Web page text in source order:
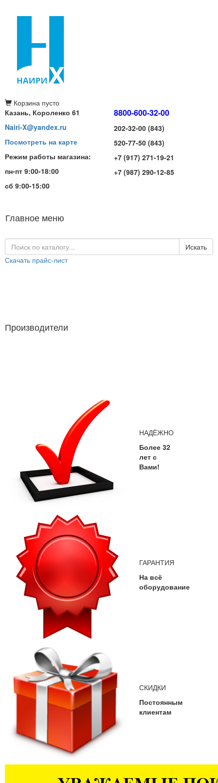
Корзина пусто
Казань, Короленко 61
Nairi-X@yandex.ru
Посмотреть на карте
Режим работы магазина:
пн-пт 9:00-18:00
сб 9:00-15:00
8800-600-32-00
202-32-00 (843)
520-77-50 (843)
+7 (917) 271-19-21
+7 (987) 290-12-85
Главное меню
Искать
Скачать прайс-лист
Производители
НАДЁЖНО
Более 32
лет с
Вами!
ГАРАНТИЯ
На всё
оборудование
СКИДКИ
Постоянным
клиентам